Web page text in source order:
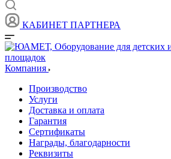
КАБИНЕТ ПАРТНЕРА
Компания
Производство
Услуги
Доставка и оплата
Гарантия
Сертификаты
Награды, благодарности
Реквизиты